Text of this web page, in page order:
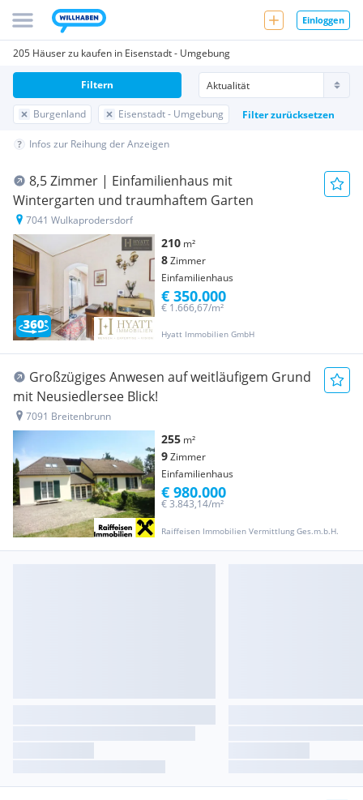
Einloggen
205 Häuser zu kaufen in Eisenstadt - Umgebung
Burgenland Eisenstadt - Umgebung Filter zurücksetzen
Filtern
Infos zur Reihung der Anzeigen
8,5 Zimmer | Einfamilienhaus mit
Wintergarten und traumhaftem Garten
7041 Wulkaprodersdorf
210 m²
8Zimmer
Einfamilienhaus
Hyatt Immobilien GmbH
€ 1.666,67/m²
€ 350.000
Großzügiges Anwesen auf weitläufigem Grund
mit Neusiedlersee Blick!
7091 Breitenbrunn
255 m²
9Zimmer
Einfamilienhaus
Raiffeisen Immobilien Vermittlung Ges.m.b.H.
€ 3.843,14/m²
€ 980.000